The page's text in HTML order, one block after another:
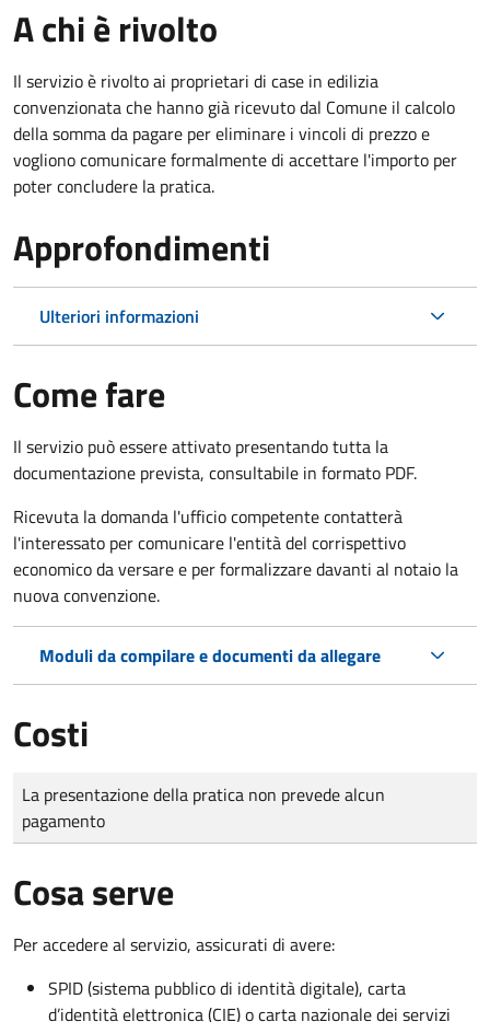
A chi è rivolto
Il servizio è rivolto ai proprietari di case in edilizia
convenzionata che hanno già ricevuto dal Comune il calcolo
della somma da pagare per eliminare i vincoli di prezzo e
vogliono comunicare formalmente di accettare l'importo per
poter concludere la pratica.
Approfondimenti
Ulteriori informazioni
Come fare
Il servizio può essere attivato presentando tutta la
documentazione prevista, consultabile in formato PDF.
Ricevuta la domanda l'ufficio competente contatterà
l'interessato per comunicare l'entità del corrispettivo
economico da versare e per formalizzare davanti al notaio la
nuova convenzione.
Moduli da compilare e documenti da allegare
Costi
Tipo di pagamento
Importo
La presentazione della pratica non prevede alcun
pagamento
Cosa serve
Per accedere al servizio, assicurati di avere:
SPID (sistema pubblico di identità digitale), carta
d’identità elettronica (CIE) o carta nazionale dei servizi